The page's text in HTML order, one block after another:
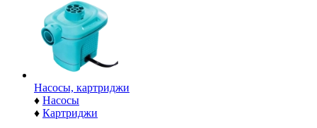
Насосы, картриджи
♦ Насосы
♦ Картриджи